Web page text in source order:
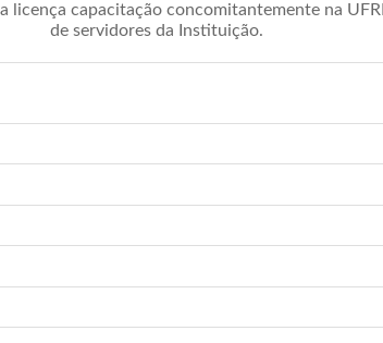
capacitação concomitantemente na
de servidores da Instituição.